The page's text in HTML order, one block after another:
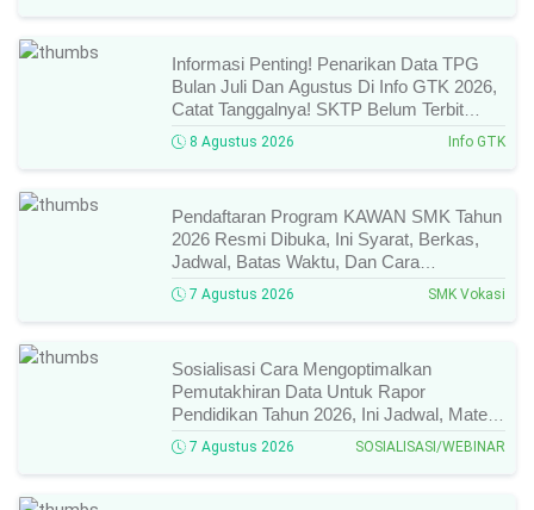
Informasi Penting! Penarikan Data TPG
Bulan Juli Dan Agustus Di Info GTK 2026,
Catat Tanggalnya! SKTP Belum Terbit
Januari–Juni, Ini Prosesnya!
8 Agustus 2026 Info GTK
Pendaftaran Program KAWAN SMK Tahun
2026 Resmi Dibuka, Ini Syarat, Berkas,
Jadwal, Batas Waktu, Dan Cara
Pendaftarannya!
7 Agustus 2026 SMK Vokasi
Sosialisasi Cara Mengoptimalkan
Pemutakhiran Data Untuk Rapor
Pendidikan Tahun 2026, Ini Jadwal, Materi,
Narasumber, Dan Link Mengikutinya!
7 Agustus 2026 SOSIALISASI/WEBINAR